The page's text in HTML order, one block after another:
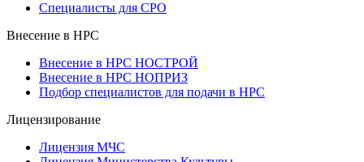
Специалисты для СРО
Внесение в НРС
Внесение в НРС НОСТРОЙ
Внесение в НРС НОПРИЗ
Подбор специалистов для подачи в НРС
Лицензирование
Лицензия МЧС